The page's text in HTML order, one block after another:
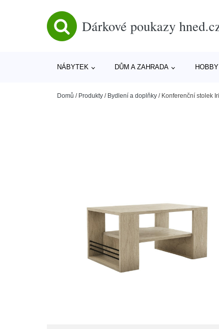
Dárkové poukazy
NÁBYTEK DŮM A ZAHRADA HOBBY
Domů / Produkty / Bydlení a doplňky / Konferenční stolek